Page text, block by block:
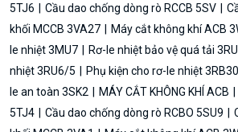
5TJ6
Cầu dao chống dòng rò RCCB 5SV
khối MCCB 3VA27
Máy cắt không khí ACB
le nhiệt 3MU7
Rơ-le nhiệt bảo vệ quá tải
nhiệt 3RU6/5
Phụ kiện cho rơ-le nhiệt
le an toàn 3SK2
MÁY CẮT KHÔNG KHÍ ACB
5TJ4
Cầu dao chống dòng rò RCBO 5SU9